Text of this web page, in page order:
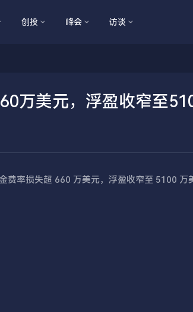
创投 峰会 访谈
万美元，浮盈收窄至
率损失超 660 万美元，浮盈收窄至 5100 万